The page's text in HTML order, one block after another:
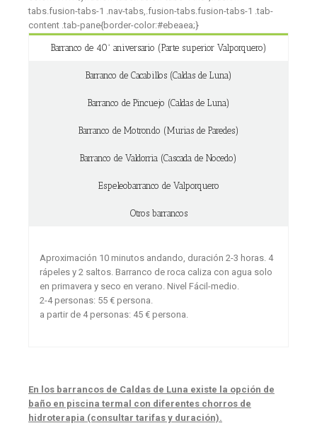
tabs.fusion-tabs-1 .nav-tabs,.fusion-tabs.fusion-tabs-1 .tab-
content .tab-pane{border-color:#ebeaea;}
Barranco de 40ª aniversario (Parte superior Valporquero)
Barranco de Cacabillos (Caldas de Luna)
Barranco de Pincuejo (Caldas de Luna)
Barranco de Motrondo (Murias de Paredes)
Barranco de Valdorria (Cascada de Nocedo)
Espeleobarranco de Valporquero
Otros barrancos
Aproximación 10 minutos andando, duración 2-3 horas. 4
rápeles y 2 saltos. Barranco de roca caliza con agua solo
en primavera y seco en verano. Nivel Fácil-medio.
2-4 personas: 55 € persona.
a partir de 4 personas: 45 € persona.
En los barrancos de Caldas de Luna existe la opción de
baño en piscina termal con diferentes chorros de
hidroterapia (consultar tarifas y duración).